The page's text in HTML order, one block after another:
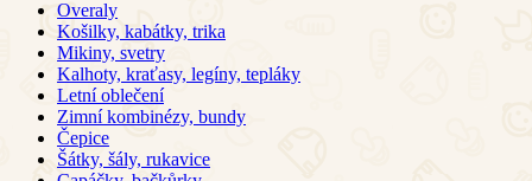
Overaly
Košilky, kabátky, trika
Mikiny, svetry
Kalhoty, kraťasy, legíny, tepláky
Letní oblečení
Zimní kombinézy, bundy
Čepice
Šátky, šály, rukavice